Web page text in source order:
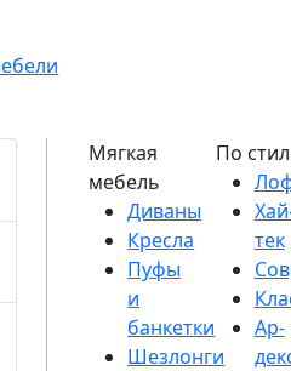
Диваны
Кресла
Пуфы
и
банкетки
Шезлонги